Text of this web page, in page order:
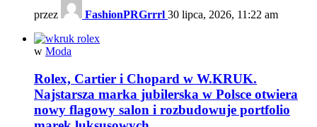
przez FashionPRGrrrl 30 lipca, 2026, 11:22 am
w Moda
Rolex, Cartier i Chopard w W.KRUK.
Najstarsza marka jubilerska w Polsce otwiera
nowy flagowy salon i rozbudowuje portfolio